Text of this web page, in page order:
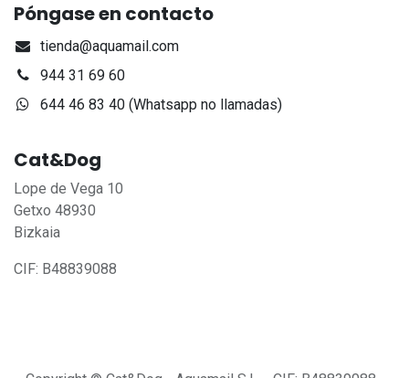
Póngase en contacto
tienda@aquamail.com
944 31 69 60
644 46 83 40 (Whatsapp no llamadas)
Cat&Dog
Lope de Vega 10
Getxo 48930
Bizkaia
CIF: B48839088